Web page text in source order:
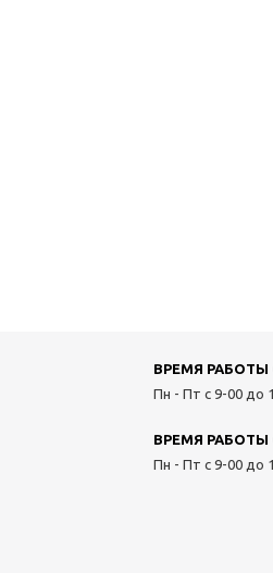
ВРЕМЯ
Пн - Пт с 9-00 до
ВРЕМЯ РАБОТЫ
Пн - Пт с 9-00 до